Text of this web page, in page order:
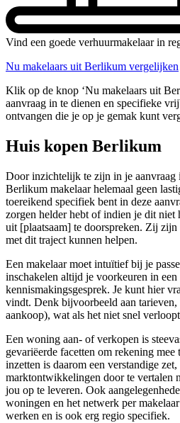
Vind een goede verhuurmakelaar in
Nu makelaars uit Berlikum vergelijken
Klik op de knop ‘Nu makelaars uit
aanvraag in te dienen en specifieke
ontvangen die je op je gemak kunt
Huis kopen Berlikum
Door inzichtelijk te zijn in je aanvraag
Berlikum makelaar helemaal geen
toereikend specifiek bent in deze
zorgen helder hebt of indien je dit niet
uit [plaatsaam] te doorspreken. Zij
met dit traject kunnen helpen.
Een makelaar moet intuïtief bij je
inschakelen altijd je voorkeuren in
kennismakingsgesprek. Je kunt hier
vindt. Denk bijvoorbeeld aan
aankoop), wat als het niet snel
Een woning aan- of verkopen is
gevariëerde facetten om rekening mee
inzetten is daarom een verstandige
marktontwikkelingen door te vertalen
jou op te leveren. Ook
woningen en het netwerk per
werken en is ook erg regio specifiek.